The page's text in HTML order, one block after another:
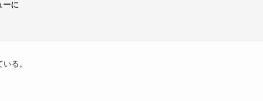
ーに
る。